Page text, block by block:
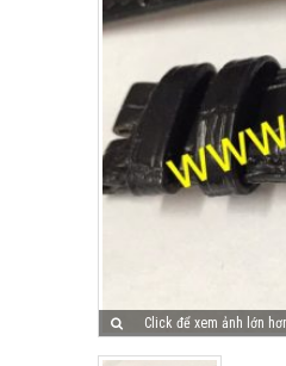
Click để xem ảnh lớn